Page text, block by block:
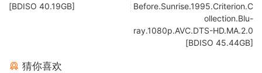
[BDISO 40.19GB]
Before.Sunrise.1995.Criterion.C
ollection.Blu-
ray.1080p.AVC.DTS-HD.MA.2.0
[BDISO 45.44GB]
猜你喜欢